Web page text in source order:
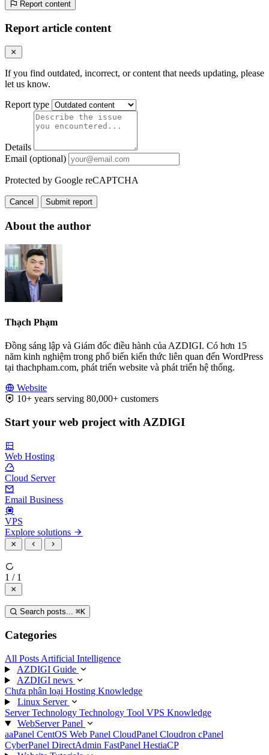
Report content
Report article content
If you find outdated, incorrect, or content that needs updating, please
let us know.
Report type
Details
Email (optional)
Protected by Google reCAPTCHA
Cancel Submit report
About the author
Thạch Phạm
Đồng sáng lập và Giám đốc điều hành của AZDIGI. Có hơn 15
năm kinh nghiệm trong phổ biến kiến thức liên quan đến WordPress
tại thachpham.com, phát triển website và phát triển hệ thống.
Website
10+ years serving 80,000+ customers
Start your web project with AZDIGI
Web Hosting
Cloud Server
Email Business
VPS
Explore solutions
1 / 1
Search posts... ⌘K
Categories
All Posts Artificial Intelligence
AZDIGI Guide
AZDIGI news
Chưa phân loại Hosting Knowledge
Linux Server
Server Technology Technology Tool VPS Knowledge
WebServer Panel
aaPanel CentOS Web Panel CloudPanel Cloudron cPanel
CyberPanel DirectAdmin FastPanel HestiaCP